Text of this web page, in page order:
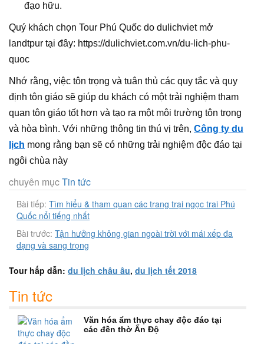
đạo hữu.
Quý khách chọn Tour Phú Quốc do dulichviet mở
landtpur tại đây: https://dulichviet.com.vn/du-lich-phu-
quoc
Nhớ rằng, việc tôn trọng và tuân thủ các quy tắc và quy
định tôn giáo sẽ giúp du khách có một trải nghiệm tham
quan tôn giáo tốt hơn và tạo ra một môi trường tôn trọng
và hòa bình. Với những thông tin thú vị trên, Công ty du
lịch mong rằng bạn sẽ có những trải nghiệm độc đáo tại
ngôi chùa này
chuyên mụcTin tức
Bài tiếp: Tìm hiểu & tham quan các trang trại ngọc trai Phú
Quốc nổi tiếng nhất
Bài trước: Tận hưởng không gian ngoài trời với mái xếp đa
dạng và sang trọng
Tour hấp dẫn: du lịch châu âu, du lịch tết 2018
Tin tức
Văn hóa ẩm thực chay độc đáo tại
các đền thờ Ấn Độ